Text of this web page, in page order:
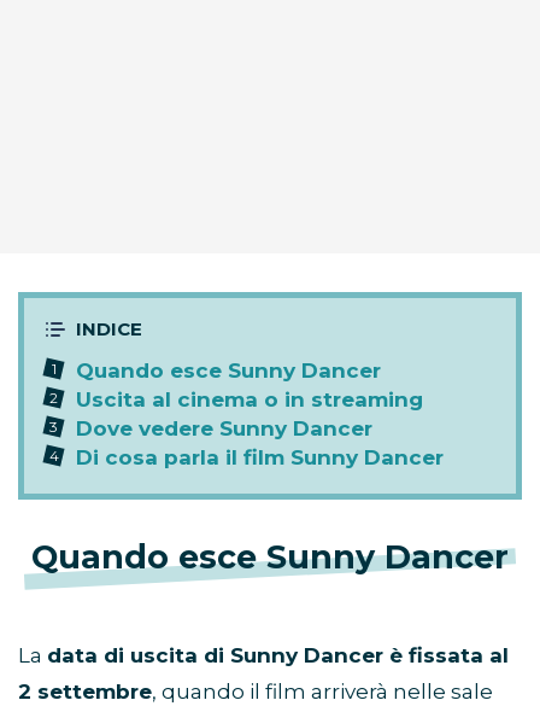
Quando esce Sunny Dancer
Uscita al cinema o in streaming
Dove vedere Sunny Dancer
Di cosa parla il film Sunny Dancer
Quando esce Sunny Dancer
La data di uscita di Sunny Dancer è fissata al
2 settembre, quando il film arriverà nelle sale